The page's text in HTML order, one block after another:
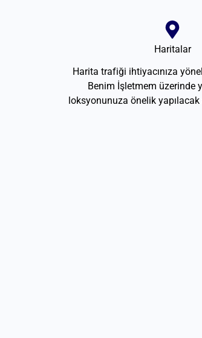
Haritalar
Harita trafiği ihtiyacınıza
Benim İşletmem üzerinde
loksyonunuza önelik yapılacak